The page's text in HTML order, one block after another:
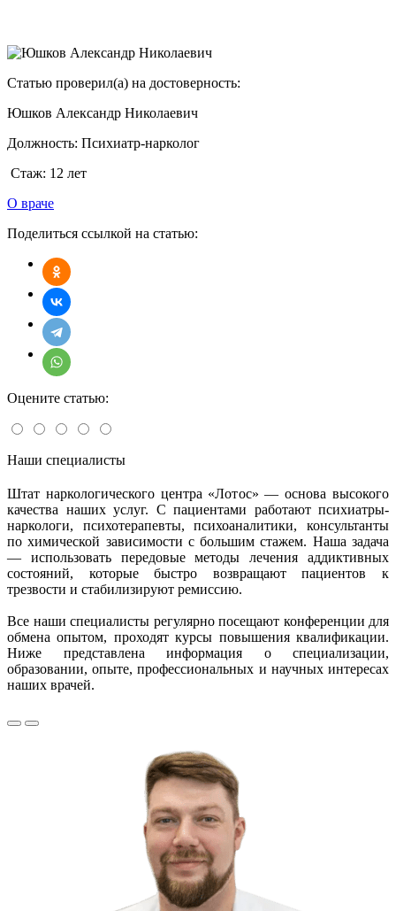
Статью проверил(а) на достоверность:
Юшков Александр Николаевич
Должность: Психиатр-нарколог
Стаж: 12 лет
О враче
Поделиться ссылкой на статью:
Оцените статью:
Наши специалисты
Штат наркологического центра «Лотос» — основа высокого
качества наших услуг. С пациентами работают психиатры-
наркологи, психотерапевты, психоаналитики, консультанты
по химической зависимости с большим стажем. Наша задача
— использовать передовые методы лечения аддиктивных
состояний, которые быстро возвращают пациентов к
трезвости и стабилизируют ремиссию.
Все наши специалисты регулярно посещают конференции для
обмена опытом, проходят курсы повышения квалификации.
Ниже представлена информация о специализации,
образовании, опыте, профессиональных и научных интересах
наших врачей.